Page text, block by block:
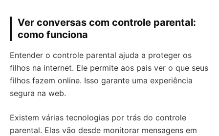
Ver conversas com controle parental:
como funciona
Entender o controle parental ajuda a proteger os
filhos na internet. Ele permite aos pais ver o que seus
filhos fazem online. Isso garante uma experiência
segura na web.
Existem várias tecnologias por trás do controle
parental. Elas vão desde monitorar mensagens em